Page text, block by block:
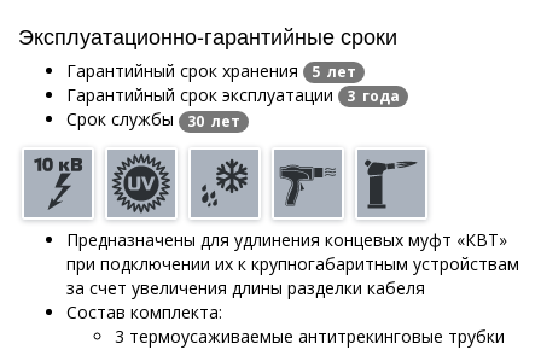
Эксплуатационно-гарантийные сроки
Гарантийный срок хранения 5 лет
Гарантийный срок эксплуатации 3 года
Срок службы 30 лет
Предназначены для удлинения концевых муфт «КВТ»
при подключении их к крупногабаритным устройствам
за счет увеличения длины разделки кабеля
Состав комплекта:
3 термоусаживаемые антитрекинговые трубки